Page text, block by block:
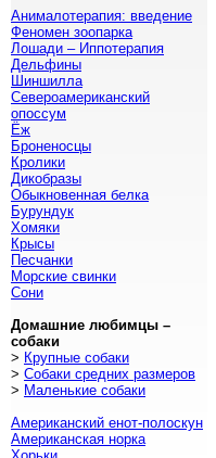
Анималотерапия: введение
Феномен зоопарка
Лошади – Иппотерапия
Дельфины
Шиншилла
Североамериканский
опоссум
Ёж
Броненосцы
Кролики
Дикобразы
Обыкновенная белка
Бурундук
Хомяки
Крысы
Песчанки
Морские свинки
Сони
Домашние любимцы –
собаки
> Крупные собаки
> Собаки средних размеров
> Маленькие собаки
Американский енот-полоскун
Американская норка